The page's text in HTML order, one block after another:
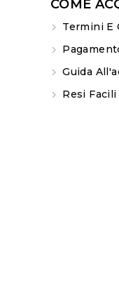
COME
Termini E
Guida
Resi Facili